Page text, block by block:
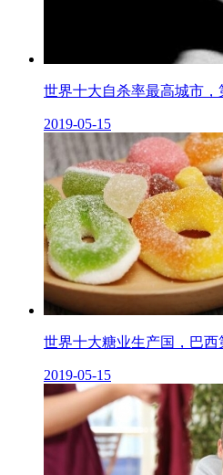
世界十大自杀率最高城市
2019-05-15
世界十大糖业生产国，巴西
2019-05-15